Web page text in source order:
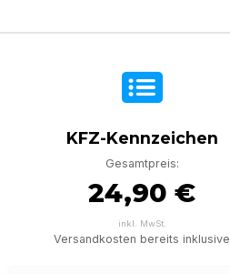
KFZ-Kennzeichen
Gesamtpreis:
24,90 €
inkl. MwSt.
Versandkosten bereits inklusive